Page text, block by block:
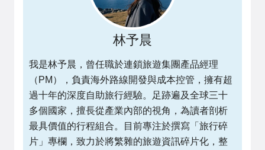
林予晨
我是林予晨，曾任職於連鎖旅遊集團產品經理
（PM），負責海外路線開發與成本控管，擁有超
過十年的深度自助旅行經驗。足跡遍及全球三十
多個國家，擅長從產業內部的視角，為讀者剖析
最具價值的行程組合。目前專注於撰寫「旅行碎
片」專欄，致力於將繁雜的旅遊資訊碎片化，整